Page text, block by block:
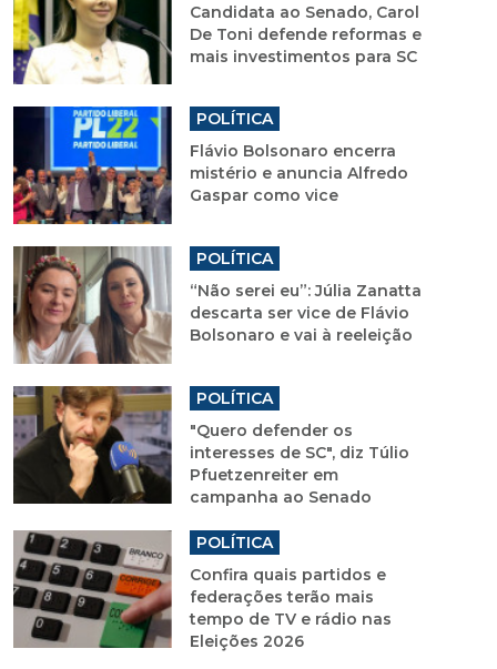
Candidata ao Senado, Carol
De Toni defende reformas e
mais investimentos para SC
POLÍTICA
Flávio Bolsonaro encerra
mistério e anuncia Alfredo
Gaspar como vice
POLÍTICA
“Não serei eu”: Júlia Zanatta
descarta ser vice de Flávio
Bolsonaro e vai à reeleição
POLÍTICA
"Quero defender os
interesses de SC", diz Túlio
Pfuetzenreiter em
campanha ao Senado
POLÍTICA
Confira quais partidos e
federações terão mais
tempo de TV e rádio nas
Eleições 2026